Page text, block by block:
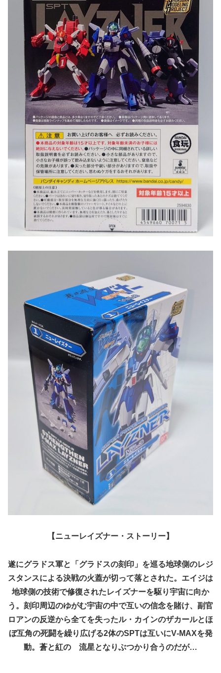
【ニューレイズナー・ストーリー】
遂にグラドス軍と「グラドスの刻印」を巡る地球側のレジ
スタンスによる決戦の火蓋が切って落とされた。エイジは
地球側の技術で修復されたレイズナーを駆り宇宙に向か
う。刻印周辺のゆがむ宇宙の中で互いの信念を賭け、副官
ロアンの反逆から全てを失ったル・カインのザカールとほ
ぼ互角の死闘を繰り広げる2体のSPTは互いにV‐MAXを発
動。蒼と紅の゙流星となりぶつかり合うのだが…